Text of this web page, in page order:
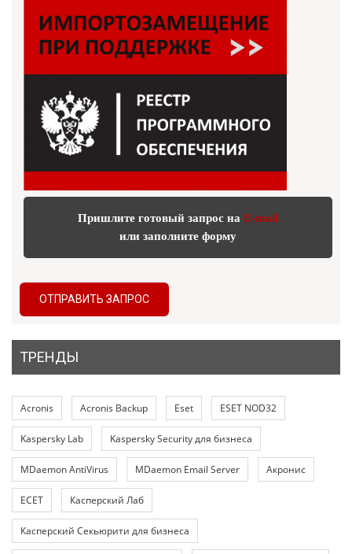
Пришлите готовый запрос на E-mail
или заполните форму
ОТПРАВИТЬ ЗАПРОС
ТРЕНДЫ
Acronis Acronis Backup Eset ESET NOD32
Kaspersky Lab Kaspersky Security для бизнеса
MDaemon AntiVirus MDaemon Email Server Акронис
ЕСЕТ Касперский Лаб
Касперский Секьюрити для бизнеса